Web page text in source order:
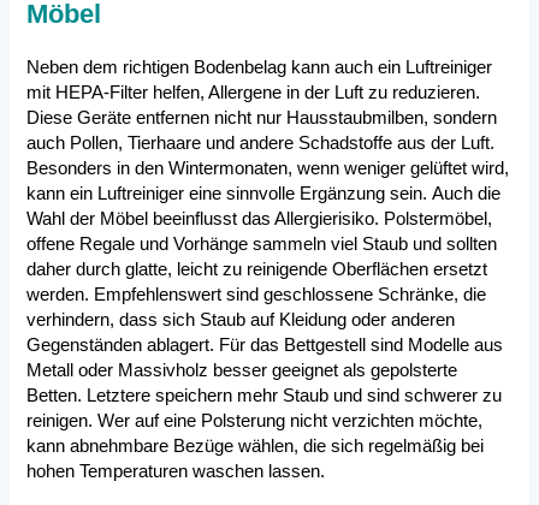
Möbel
Neben dem richtigen Bodenbelag kann auch ein Luftreiniger
mit HEPA-Filter helfen, Allergene in der Luft zu reduzieren.
Diese Geräte entfernen nicht nur Hausstaubmilben, sondern
auch Pollen, Tierhaare und andere Schadstoffe aus der Luft.
Besonders in den Wintermonaten, wenn weniger gelüftet wird,
kann ein Luftreiniger eine sinnvolle Ergänzung sein. Auch die
Wahl der Möbel beeinflusst das Allergierisiko. Polstermöbel,
offene Regale und Vorhänge sammeln viel Staub und sollten
daher durch glatte, leicht zu reinigende Oberflächen ersetzt
werden. Empfehlenswert sind geschlossene Schränke, die
verhindern, dass sich Staub auf Kleidung oder anderen
Gegenständen ablagert. Für das Bettgestell sind Modelle aus
Metall oder Massivholz besser geeignet als gepolsterte
Betten. Letztere speichern mehr Staub und sind schwerer zu
reinigen. Wer auf eine Polsterung nicht verzichten möchte,
kann abnehmbare Bezüge wählen, die sich regelmäßig bei
hohen Temperaturen waschen lassen.